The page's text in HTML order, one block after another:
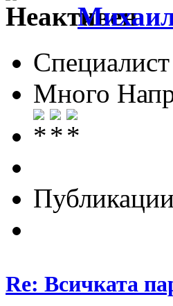
Специалист
Много
Re: Всичката